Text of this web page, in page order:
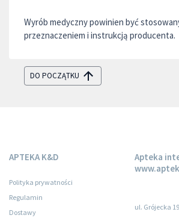
Wyrób medyczny powinien być
przeznaczeniem i instrukcją producenta.
DO POCZĄTKU
APTEKA K&D
Polityka prywatności
Regulamin
Dostawy
Apteka
ul. Grójecka